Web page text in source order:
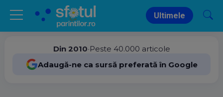
Ultimele
Din 2010•Peste 40.000 articole
Adaugă-ne ca sursă preferată în Google